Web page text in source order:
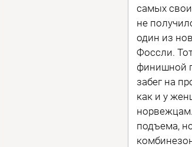
самых
не
один из
Фоссли.
финишной
забег на
как и у
подъема,